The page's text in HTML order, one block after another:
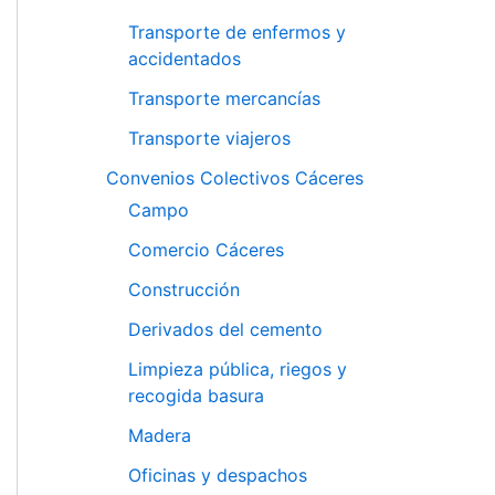
Transporte de enfermos y
accidentados
Transporte mercancías
Transporte viajeros
Convenios Colectivos Cáceres
Campo
Comercio Cáceres
Construcción
Derivados del cemento
Limpieza pública, riegos y
recogida basura
Madera
Oficinas y despachos